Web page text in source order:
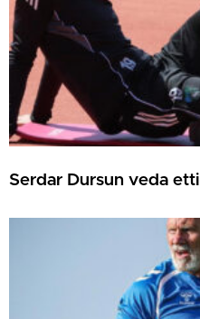
Serdar Dursun veda etti